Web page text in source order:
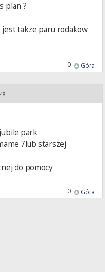
plan ?
takze paru rodakow
Góra
0
park
7lub starszej
do pomocy
Góra
0